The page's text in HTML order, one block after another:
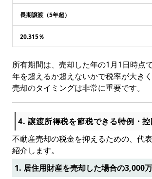
長期譲渡（5年超）
20.315％
所有期間は、売却した年の1月1日時点
年を超えるか超えないかで税率が大きく
売却のタイミングは非常に重要です。
4. 譲渡所得税を節税できる特例・
不動産売却の税金を抑えるための、代
紹介します。
1. 居住用財産を売却した場合の3,000